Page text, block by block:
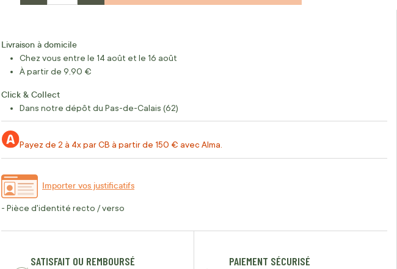
Livraison à domicile
Chez vous entre le 14 août et le 16 août
À partir de 9,90 €
Click & Collect
Dans notre dépôt du Pas-de-Calais (62)
Payez de 2 à 4x par CB à partir de 150 € avec Alma.
Importer vos justificatifs
- Pièce d'identité recto / verso
SATISFAIT OU REMBOURSÉ PAIEMENT SÉCURISÉ